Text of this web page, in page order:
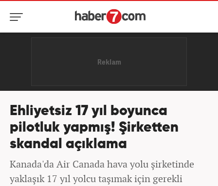
Ehliyetsiz 17 yıl boyunca
pilotluk yapmış! Şirketten
skandal açıklama
Kanada'da Air Canada hava yolu şirketinde
yaklaşık 17 yıl yolcu taşımak için gerekli